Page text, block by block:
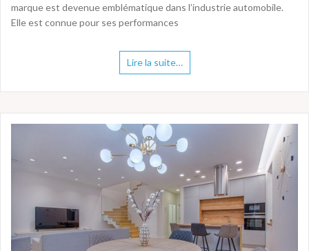
marque est devenue emblématique dans l’industrie automobile.
Elle est connue pour ses performances
Lire la suite…